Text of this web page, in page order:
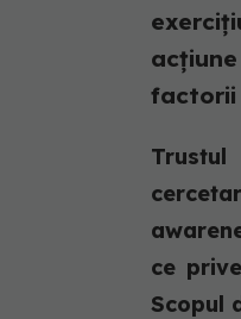
factorii
ce
Scopul